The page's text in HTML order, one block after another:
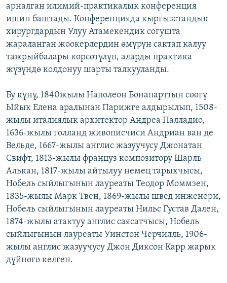
арналган илимий-практикалык конференция
ишин баштады. Конференцияда кыргызстандык
хирургдардын Улуу Атамекендик согушта
жараланган жоокерлердин өмүрүн сактап калуу
тажрыйбалары көрсөтүлүп, аларды практика
жүзүндө колдонуу шарты талкууланды.
Бу күнү, 1840жылы Наполеон Бонапарттын сөөгү
Ыйык Елена аралынан Парижге алдырылып, 1508-
жылы италиялык архитектор Андреа Палладио,
1636-жылы голланд живописчиси Андриан ван де
Вельде, 1667-жылы англис жазуучусу Джонатан
Свифт, 1813-жылы француз композитору Шарль
Алькан, 1817-жылы айтылуу немец тарыхчысы,
Нобель сыйлыгынын лауреаты Теодор Моммзен,
1835-жылы Марк Твен, 1869-жылы швед инженери,
Нобель сыйлыгынын лауреаты Нильс Густав Дален,
1874-жылы атактуу англис саясатчысы, Нобель
сыйлыгынын лауреаты Уинстон Черчилль, 1906-
жылы англис жазуучусу Джон Диксон Карр жарык
дүйнөгө келген.